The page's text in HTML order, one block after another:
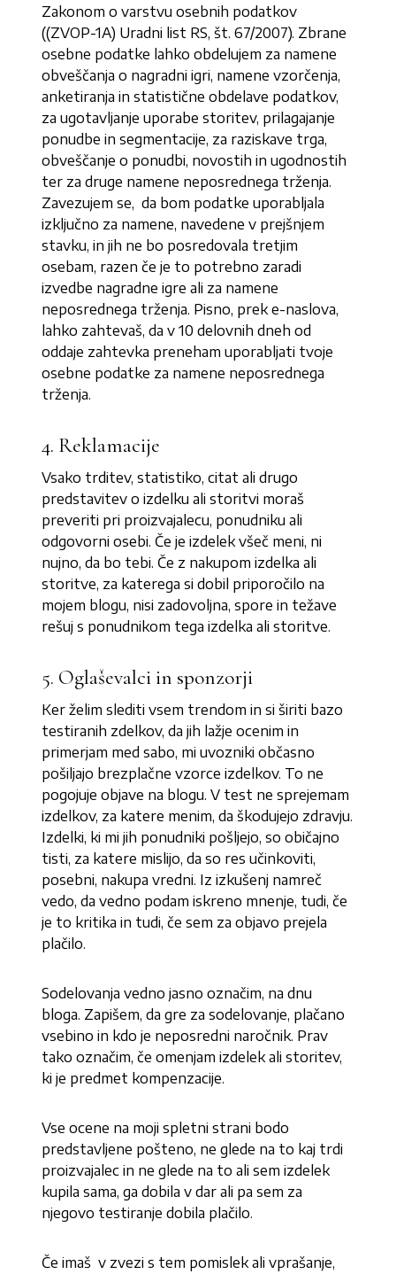
Zakonom o varstvu osebnih podatkov
((ZVOP-1A) Uradni list RS, št. 67/2007). Zbrane
osebne podatke lahko obdelujem za namene
obveščanja o nagradni igri, namene vzorčenja,
anketiranja in statistične obdelave podatkov,
za ugotavljanje uporabe storitev, prilagajanje
ponudbe in segmentacije, za raziskave trga,
obveščanje o ponudbi, novostih in ugodnostih
ter za druge namene neposrednega trženja.
Zavezujem se, da bom podatke uporabljala
izključno za namene, navedene v prejšnjem
stavku, in jih ne bo posredovala tretjim
osebam, razen če je to potrebno zaradi
izvedbe nagradne igre ali za namene
neposrednega trženja. Pisno, prek e-naslova,
lahko zahtevaš, da v 10 delovnih dneh od
oddaje zahtevka preneham uporabljati tvoje
osebne podatke za namene neposrednega
trženja.
4. Reklamacije
Vsako trditev, statistiko, citat ali drugo
predstavitev o izdelku ali storitvi moraš
preveriti pri proizvajalecu, ponudniku ali
odgovorni osebi. Če je izdelek všeč meni, ni
nujno, da bo tebi. Če z nakupom izdelka ali
storitve, za katerega si dobil priporočilo na
mojem blogu, nisi zadovoljna, spore in težave
rešuj s ponudnikom tega izdelka ali storitve.
5. Oglaševalci in sponzorji
Ker želim slediti vsem trendom in si širiti bazo
testiranih zdelkov, da jih lažje ocenim in
primerjam med sabo, mi uvozniki občasno
pošiljajo brezplačne vzorce izdelkov. To ne
pogojuje objave na blogu. V test ne sprejemam
izdelkov, za katere menim, da škodujejo zdravju.
Izdelki, ki mi jih ponudniki pošljejo, so običajno
tisti, za katere mislijo, da so res učinkoviti,
posebni, nakupa vredni. Iz izkušenj namreč
vedo, da vedno podam iskreno mnenje, tudi, če
je to kritika in tudi, če sem za objavo prejela
plačilo.
Sodelovanja vedno jasno označim, na dnu
bloga. Zapišem, da gre za sodelovanje, plačano
vsebino in kdo je neposredni naročnik. Prav
tako označim, če omenjam izdelek ali storitev,
ki je predmet kompenzacije.
Vse ocene na moji spletni strani bodo
predstavljene pošteno, ne glede na to kaj trdi
proizvajalec in ne glede na to ali sem izdelek
kupila sama, ga dobila v dar ali pa sem za
njegovo testiranje dobila plačilo.
Če imaš v zvezi s tem pomislek ali vprašanje,